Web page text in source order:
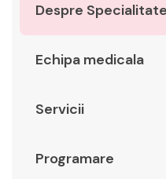
Despre Specialitate
Echipa medicala
Servicii
Programare